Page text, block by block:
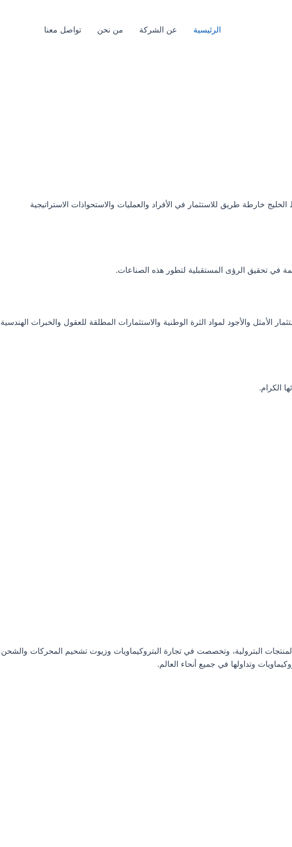
الرئيسية عن الشركة من نحن تواصل معنا
خارطة طريق للاستثمار في الأفراد والعمليات والاستحواذات الاستراتيجية
في تحقيق الرؤى المستقبلية لتطور هذه الصناعات.
والأجود لمواد الثرة الوطنية والاستثمارات المطلقة للعقول والخبرات الهندسية
الكرام.
اسطول نقل المنتجات البترولية، وتخصصت في تجارة البتروكيماويات وزيوت تشحيم المحركات والشحن
وتداولها في جميع أنحاء العالم.